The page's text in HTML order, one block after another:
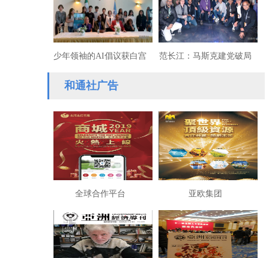
产业创造消费市场
少年领袖的AI倡议获白宫
回信：总统鼓励下一代投
身AI时代
范长江：马斯克建党破局
和通社广告
全球合作平台 亚欧集团